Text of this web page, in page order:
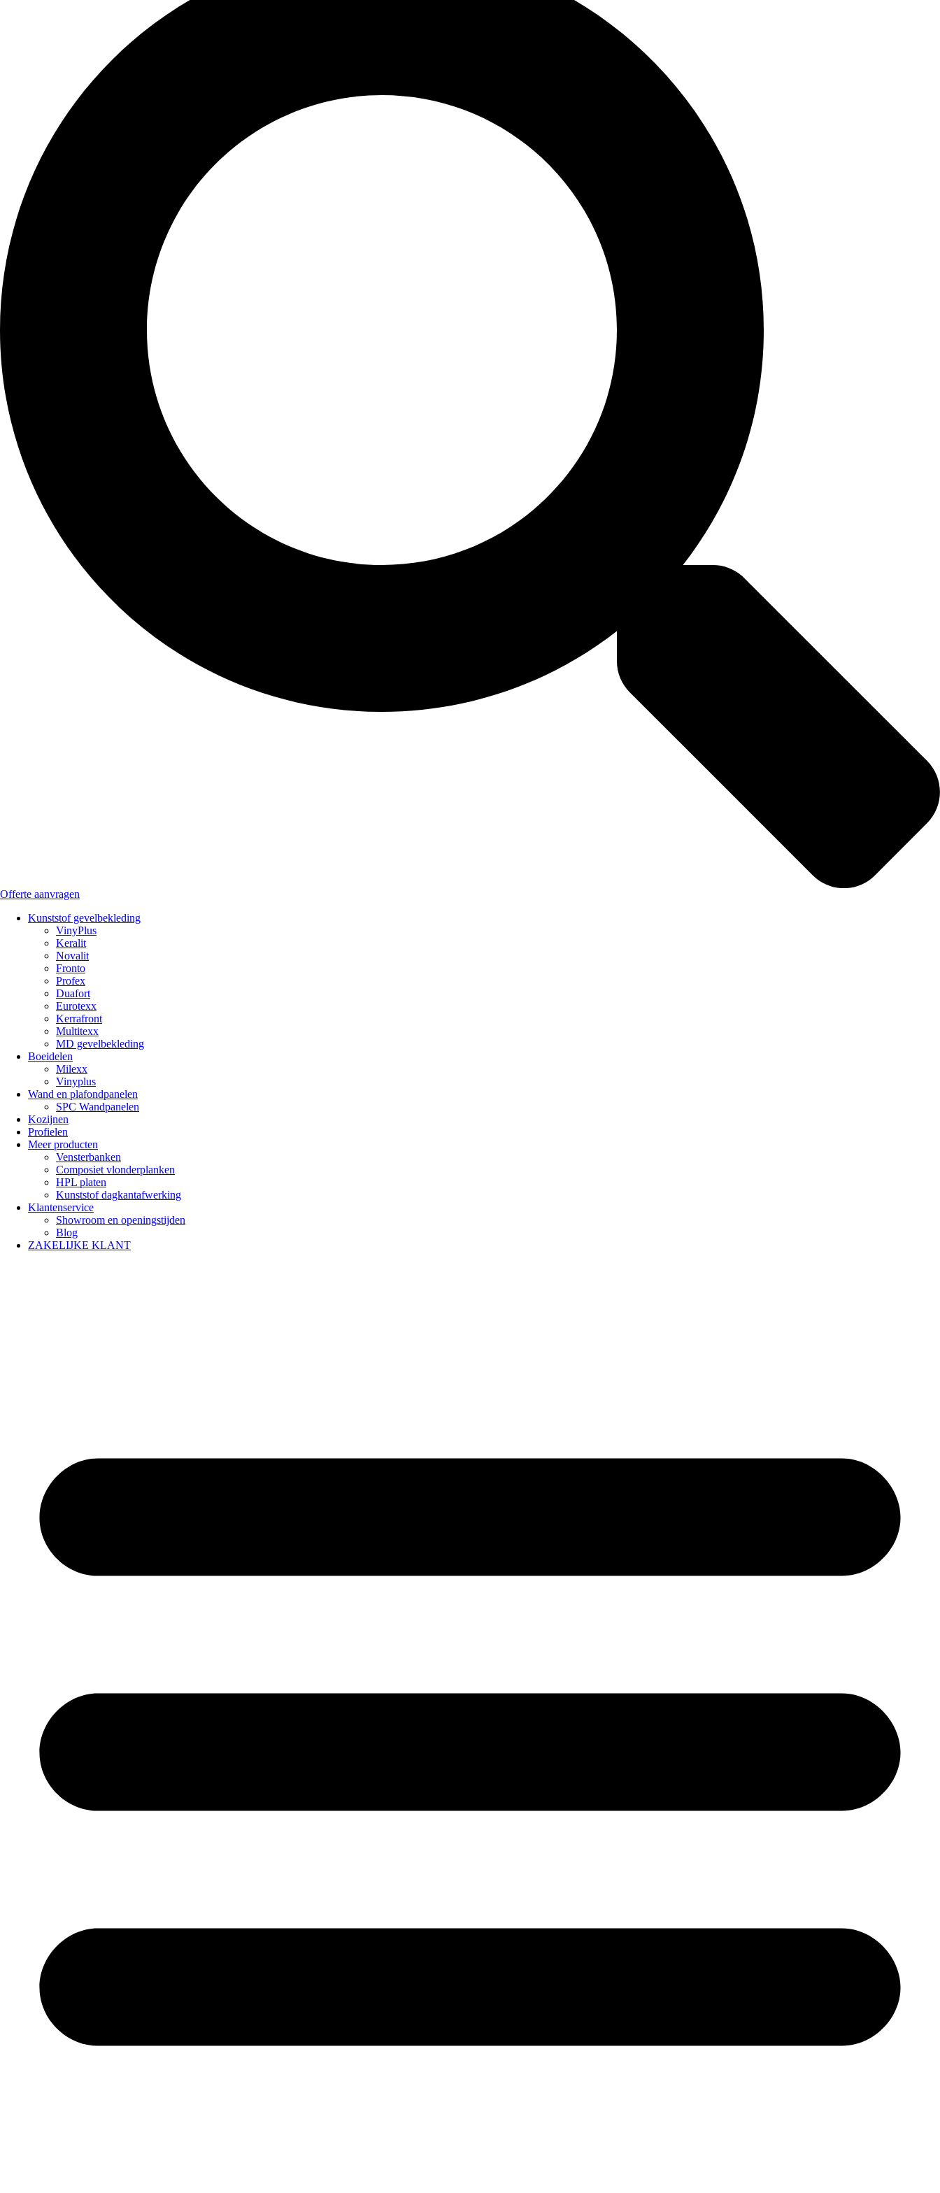
Offerte aanvragen
Kunststof gevelbekleding
VinyPlus
Keralit
Novalit
Fronto
Profex
Duafort
Eurotexx
Kerrafront
Multitexx
MD gevelbekleding
Boeidelen
Milexx
Vinyplus
Wand en plafondpanelen
SPC Wandpanelen
Kozijnen
Profielen
Meer producten
Vensterbanken
Composiet vlonderplanken
HPL platen
Kunststof dagkantafwerking
Klantenservice
Showroom en openingstijden
Blog
ZAKELIJKE KLANT